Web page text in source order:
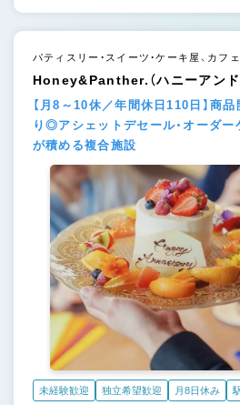
パティスリー・スイーツ・ケーキ屋、カフ
Honey&Panther.（ハニーアンド
【月8～10休／年間休日110日】商
り◎アシェットデセール・オーダー
が積める複合施設
未経験歓迎 独立希望歓迎 月8日休み